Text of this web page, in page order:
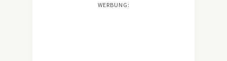
WERBUNG: